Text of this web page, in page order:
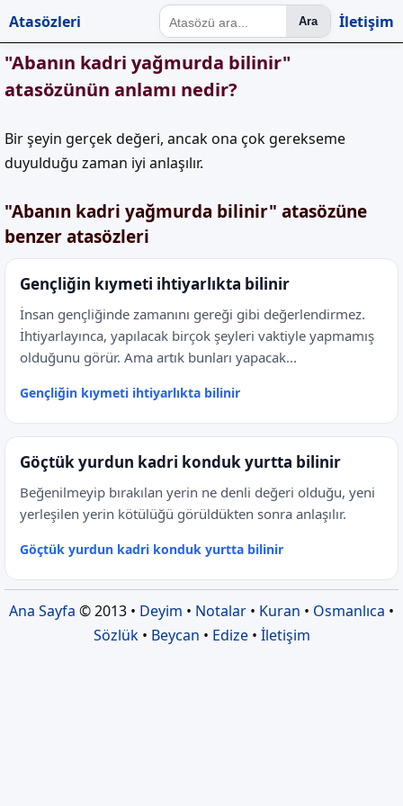
Atasözleri Ara İletişim
"Abanın kadri yağmurda bilinir"
atasözünün anlamı nedir?
Bir şeyin gerçek değeri, ancak ona çok gerekseme
duyulduğu zaman iyi anlaşılır.
"Abanın kadri yağmurda bilinir" atasözüne
benzer atasözleri
Gençliğin kıymeti ihtiyarlıkta bilinir
İnsan gençliğinde zamanını gereği gibi değerlendirmez.
İhtiyarlayınca, yapılacak birçok şeyleri vaktiyle yapmamış
olduğunu görür. Ama artık bunları yapacak...
Gençliğin kıymeti ihtiyarlıkta bilinir
Göçtük yurdun kadri konduk yurtta bilinir
Beğenilmeyip bırakılan yerin ne denli değeri olduğu, yeni
yerleşilen yerin kötülüğü görüldükten sonra anlaşılır.
Göçtük yurdun kadri konduk yurtta bilinir
Ana Sayfa © 2013 • Deyim • Notalar • Kuran • Osmanlıca •
Sözlük• Beycan • Edize• İletişim